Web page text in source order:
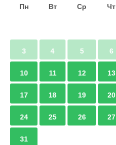
Пн Вт Ср Чт
3 4 5 6
10 11 12 13
17 18 19 20
24 25 26 27
31